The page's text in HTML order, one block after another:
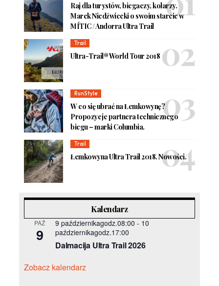
Raj dla turystów, biegaczy, kolarzy.
Marek Niedźwiecki o swoim starcie w
MÍTIC / Andorra Ultra Trail
Trail
Ultra-Trail® World Tour 2018
RunStyle
W co się ubrać na Łemkowynę?
Propozycje partnera technicznego
biegu – marki Columbia.
Trail
Łemkowyna Ultra Trail 2018. Nowości.
Kalendarz
PAŹ
9
9 październikagodz.08:00 - 10
październikagodz.17:00
Dalmacija Ultra Trail 2026
Zobacz kalendarz